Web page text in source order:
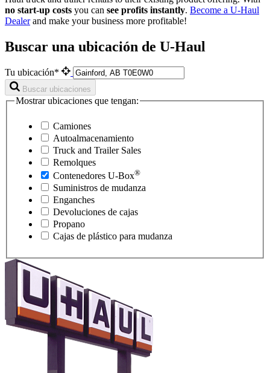
no start-up costs you can see profits instantly. Become a U-Haul
Dealerand make your business more profitable!
Buscar una ubicación de U-Haul
Tu ubicación*
Buscar ubicaciones
Mostrar ubicaciones que tengan:
Camiones
Autoalmacenamiento
Truck and Trailer Sales
Remolques
Contenedores U-Box®
Suministros de mudanza
Enganches
Devoluciones de cajas
Propano
Cajas de plástico para mudanza